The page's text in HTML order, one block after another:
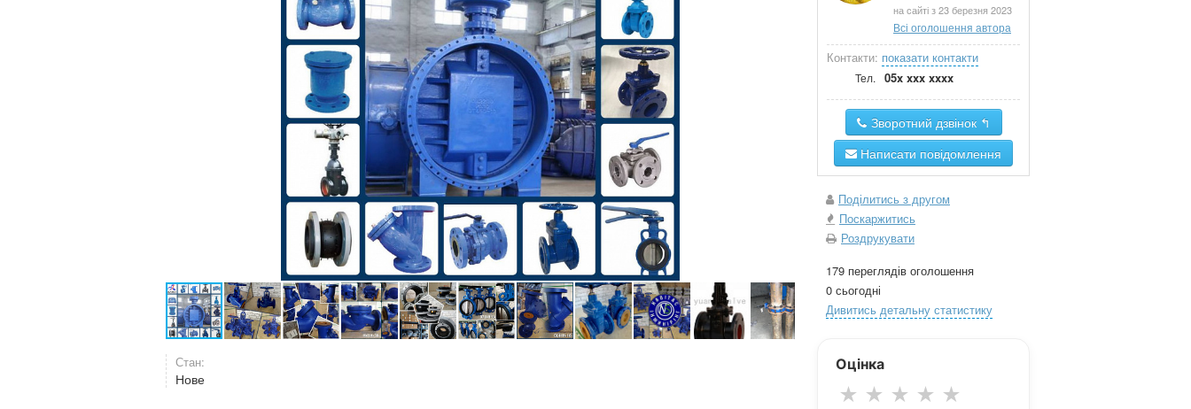
Стан:
Нове
на сайті з 23 березня 2023
Всі оголошення автора
Контакти: показати контакти
Тел. 05x xxx xxxx
Зворотний дзвінок ↰
Написати повідомлення
Поділитись з другом
Поскаржитись
Роздрукувати
179 переглядів оголошення
0 сьогодні
Дивитись детальну статистику
Оцінка
★ ★ ★ ★ ★